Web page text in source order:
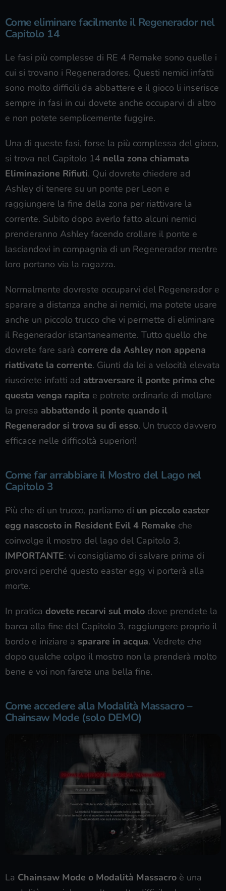
Come eliminare facilmente il Regenerador nel
Capitolo 14
Le fasi più complesse di RE 4 Remake sono quelle i
cui si trovano i Regeneradores. Questi nemici infatti
sono molto difficili da abbattere e il gioco li inserisce
sempre in fasi in cui dovete anche occuparvi di altro
e non potete semplicemente fuggire.
Una di queste fasi, forse la più complessa del gioco,
si trova nel Capitolo 14 nella zona chiamata
Eliminazione Rifiuti. Qui dovrete chiedere ad
Ashley di tenere su un ponte per Leon e
raggiungere la fine della zona per riattivare la
corrente. Subito dopo averlo fatto alcuni nemici
prenderanno Ashley facendo crollare il ponte e
lasciandovi in compagnia di un Regenerador mentre
loro portano via la ragazza.
Normalmente dovreste occuparvi del Regenerador e
sparare a distanza anche ai nemici, ma potete usare
anche un piccolo trucco che vi permette di eliminare
il Regenerador istantaneamente. Tutto quello che
dovrete fare sarà correre da Ashley non appena
riattivate la corrente. Giunti da lei a velocità elevata
riuscirete infatti ad attraversare il ponte prima che
questa venga rapita e potrete ordinarle di mollare
la presa abbattendo il ponte quando il
Regenerador si trova su di esso. Un trucco davvero
efficace nelle difficoltà superiori!
Come far arrabbiare il Mostro del Lago nel
Capitolo 3
Più che di un trucco, parliamo di un piccolo easter
egg nascosto in Resident Evil 4 Remake che
coinvolge il mostro del lago del Capitolo 3.
IMPORTANTE: vi consigliamo di salvare prima di
provarci perché questo easter egg vi porterà alla
morte.
In pratica dovete recarvi sul molo dove prendete la
barca alla fine del Capitolo 3, raggiungere proprio il
bordo e iniziare a sparare in acqua. Vedrete che
dopo qualche colpo il mostro non la prenderà molto
bene e voi non farete una bella fine.
Come accedere alla Modalità Massacro –
Chainsaw Mode (solo DEMO)
La Chainsaw Mode o Modalità Massacro è una